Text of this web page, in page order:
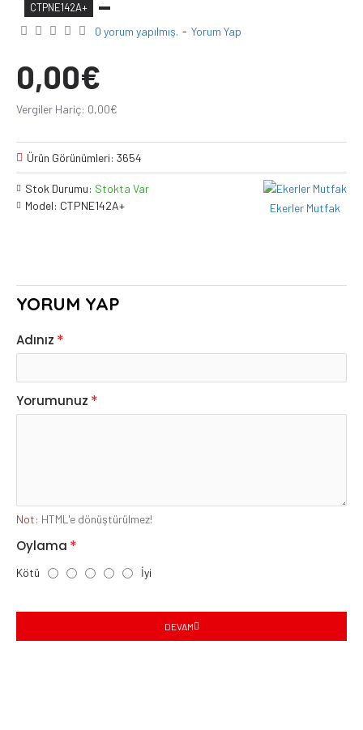
CTPNE142A+
Stok Durumu: Stokta Var
Model: CTPNE142A+ Ekerler Mutfak
Ürün Görünümleri: 3654
0 yorum yapılmış. - Yorum Yap
0,00€
Vergiler Hariç: 0,00€
YORUM YAP
Adınız
Yorumunuz
Not: HTML'e dönüştürülmez!
Oylama
Kötü İyi
DEVAM